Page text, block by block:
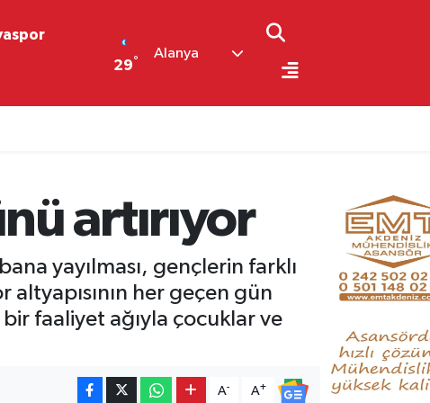
29°
Alanya
artırıyor
yayılması, gençlerin farklı
altyapısının her geçen gün
faaliyet ağıyla çocuklar ve
A- A+